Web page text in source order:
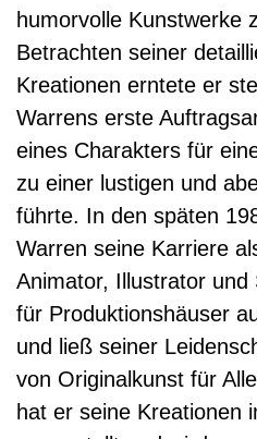
humorvolle Kunstwerke
Betrachten seiner
Kreationen erntete er
Warrens erste
eines Charakters für
zu einer lustigen und
führte. In den späten
Warren seine Karriere
Animator, Illustrator und
für Produktionshäuser
und ließ seiner
von Originalkunst für
hat er seine Kreationen